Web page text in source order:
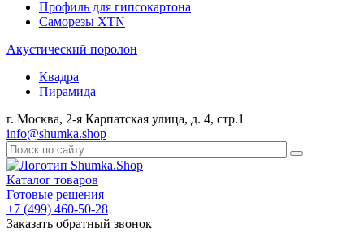
Профиль для гипсокартона
Саморезы XTN
Акустический поролон
Квадра
Пирамида
г. Москва, 2-я Карпатская улица, д. 4, стр.1
info@shumka.shop
Каталог товаров
Готовые решения
+7 (499) 460-50-28
Заказать обратный звонок